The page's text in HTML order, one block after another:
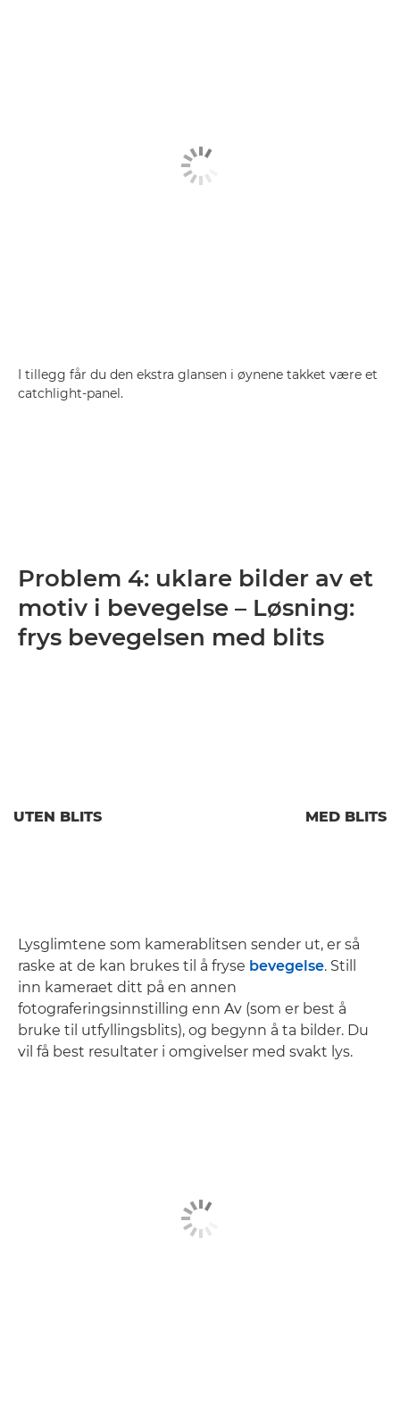
I tillegg får du den ekstra glansen i øynene takket være et
catchlight-panel.
Problem 4: uklare bilder av et
motiv i bevegelse – Løsning:
frys bevegelsen med blits
UTEN BLITS MED BLITS
Lysglimtene som kamerablitsen sender ut, er så
raske at de kan brukes til å fryse bevegelse. Still
inn kameraet ditt på en annen
fotograferingsinnstilling enn Av (som er best å
bruke til utfyllingsblits), og begynn å ta bilder. Du
vil få best resultater i omgivelser med svakt lys.